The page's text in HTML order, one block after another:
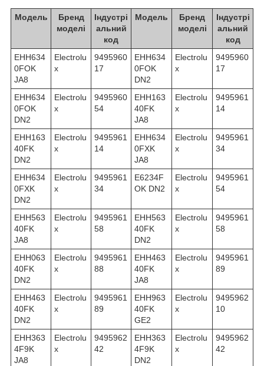
Модель
Бренд
моделі
Індустрі
альний
код
Модель
Бренд
моделі
Індустрі
альний
код
EHH634
0FOK
JA8
Electrolu
x
9495960
17
EHH634
0FOK
DN2
Electrolu
x
9495960
17
EHH634
0FOK
DN2
Electrolu
x
9495960
54
EHH163
40FK
JA8
Electrolu
x
9495961
14
EHH163
40FK
DN2
Electrolu
x
9495961
14
EHH634
0FXK
JA8
Electrolu
x
9495961
34
EHH634
0FXK
DN2
Electrolu
x
9495961
34
E6234F
OK DN2
Electrolu
x
9495961
54
EHH563
40FK
JA8
Electrolu
x
9495961
58
EHH563
40FK
DN2
Electrolu
x
9495961
58
EHH063
40FK
DN2
Electrolu
x
9495961
88
EHH463
40FK
JA8
Electrolu
x
9495961
89
EHH463
40FK
DN2
Electrolu
x
9495961
89
EHH963
40FK
GE2
Electrolu
x
9495962
10
EHH363
4F9K
JA8
Electrolu
x
9495962
42
EHH363
4F9K
DN2
Electrolu
x
9495962
42